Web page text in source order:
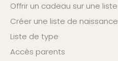
Offrir un cadeau sur une liste
Créer une liste de naissance
Liste de type
Accès parents